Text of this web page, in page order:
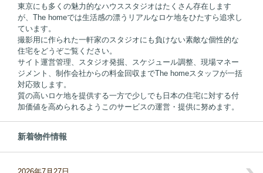
東京にも多くの魅力的なハウススタジオはたくさん存在します
が、The homeでは生活感の漂うリアルなロケ地をひたすら追求し
ています。
撮影用に作られた一軒家のスタジオにも負けない素敵な個性的な
住宅をどうぞご覧ください。
サイト運営管理、スタジオ発掘、スケジュール調整、現場マネー
ジメント、制作会社からの料金回収までThe homeスタッフが一括
対応致します。
質の高いロケ地を提供する一方で少しでも日本の住宅に対する付
加価値を高められるようこのサービスの運営・提供に努めます。
新着物件情報